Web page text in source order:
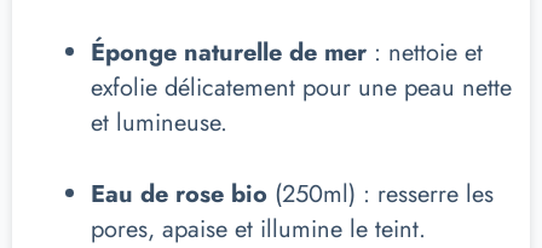
Éponge naturelle de mer : nettoie et
exfolie délicatement pour une peau nette
et lumineuse.
Eau de rose bio (250ml) : resserre les
pores, apaise et illumine le teint.